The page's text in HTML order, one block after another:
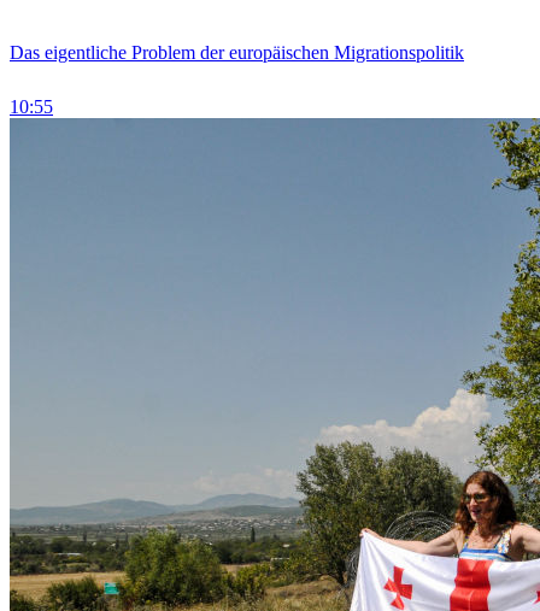
Das eigentliche Problem der europäischen Migrationspolitik
10:55